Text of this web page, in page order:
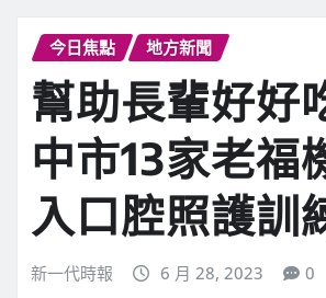
今日焦點 地方新聞
幫助長輩好
中市13家老福
入口腔照護訓
新一代時報 6 月 28, 2023 0